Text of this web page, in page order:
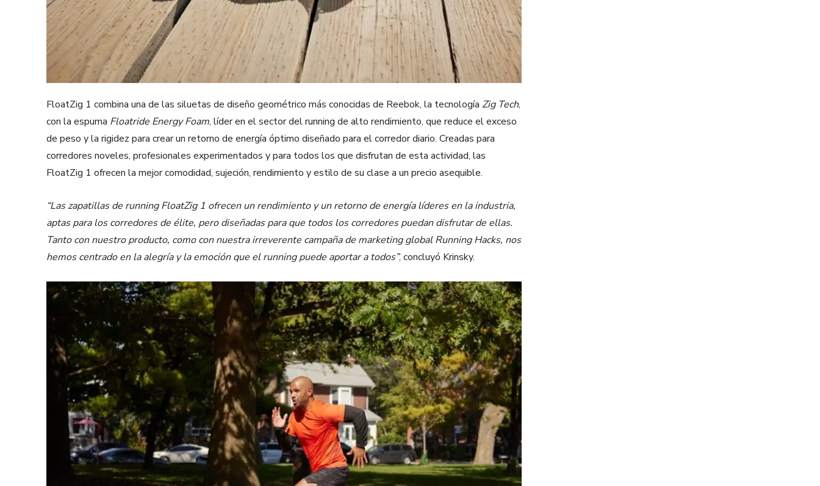
FloatZig 1 combina una de las siluetas de diseño geométrico más conocidas de Reebok, la tecnología Zig Tech,
con la espuma Floatride Energy Foam, líder en el sector del running de alto rendimiento, que reduce el exceso
de peso y la rigidez para crear un retorno de energía óptimo diseñado para el corredor diario. Creadas para
corredores noveles, profesionales experimentados y para todos los que disfrutan de esta actividad, las
FloatZig 1 ofrecen la mejor comodidad, sujeción, rendimiento y estilo de su clase a un precio asequible.
“Las zapatillas de running FloatZig 1 ofrecen un rendimiento y un retorno de energía líderes en la industria,
aptas para los corredores de élite, pero diseñadas para que todos los corredores puedan disfrutar de ellas.
Tanto con nuestro producto, como con nuestra irreverente campaña de marketing global Running Hacks, nos
hemos centrado en la alegría y la emoción que el running puede aportar a todos”, concluyó Krinsky.